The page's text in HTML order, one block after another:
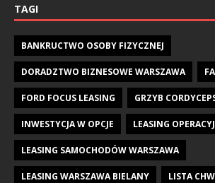
TAGI
BANKRUCTWO OSOBY FIZYCZNEJ
DORADZTWO BIZNESOWE WARSZAWA
FORD FOCUS LEASING GRZYB
INWESTYCJA W OPCJE LEASING
LEASING SAMOCHODÓW WARSZAWA
LEASING WARSZAWA BIELANY LISTA